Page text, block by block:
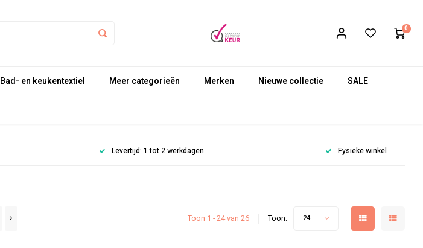
0
Bad- en keukentextiel Meer categorieën Merken Nieuwe collectie SALE
Levertijd: 1 tot 2 werkdagen Fysieke winkel
Toon 1 - 24 van 26 Toon: 24